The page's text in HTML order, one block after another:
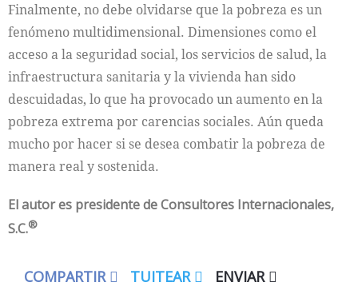
Finalmente, no debe olvidarse que la pobreza es un
fenómeno multidimensional. Dimensiones como el
acceso a la seguridad social, los servicios de salud, la
infraestructura sanitaria y la vivienda han sido
descuidadas, lo que ha provocado un aumento en la
pobreza extrema por carencias sociales. Aún queda
mucho por hacer si se desea combatir la pobreza de
manera real y sostenida.
El autor es presidente de Consultores Internacionales,
S.C.®
COMPARTIR TUITEAR
ENVIAR